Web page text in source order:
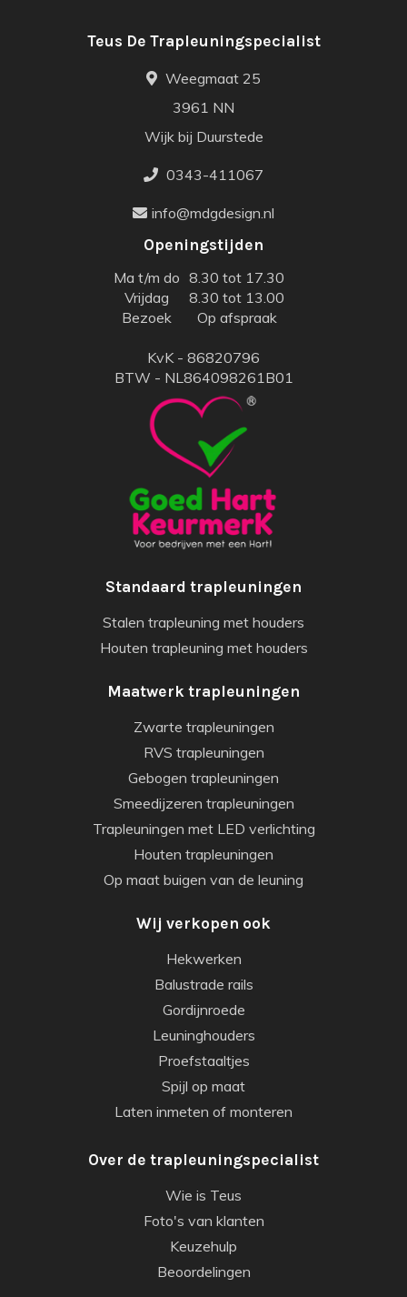
Teus De Trapleuningspecialist
Weegmaat 25
3961 NN
Wijk bij Duurstede
0343-411067
info@mdgdesign.nl
Openingstijden
Ma t/m do 8.30 tot 17.30
Vrijdag
8.30 tot 13.00
Bezoek
Op afspraak
KvK - 86820796
BTW - NL864098261B01
Standaard trapleuningen
Stalen trapleuning met houders
Houten trapleuning met houders
Maatwerk trapleuningen
Zwarte trapleuningen
RVS trapleuningen
Gebogen trapleuningen
Smeedijzeren trapleuningen
Trapleuningen met LED verlichting
Houten trapleuningen
Op maat buigen van de leuning
Wij verkopen ook
Hekwerken
Balustrade rails
Gordijnroede
Leuninghouders
Proefstaaltjes
Spijl op maat
Laten inmeten of monteren
Over de trapleuningspecialist
Wie is Teus
Foto's van klanten
Keuzehulp
Beoordelingen